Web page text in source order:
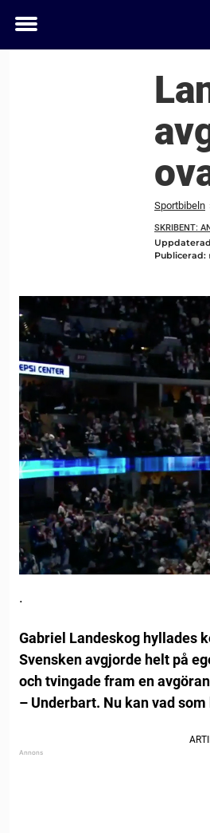
Toggle
Sportbibeln
SKRIBENT:
Publicerad:
.
Gabriel Landeskog hyllades
Svensken avgjorde helt på
och tvingade fram en
– Underbart. Nu kan vad